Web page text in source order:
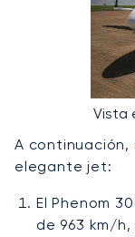
Vista
A
elegante jet:
El Phenom
de 963 km/